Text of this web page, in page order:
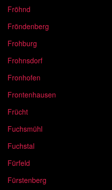
Fröhnd
Fröndenberg
Frohburg
Frohnsdorf
Fronhofen
Frontenhausen
Frücht
Fuchsmühl
Fuchstal
Fürfeld
Fürstenberg